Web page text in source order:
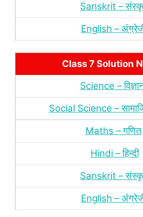
Sanskrit –
English –
Class 7 Solution
Science –
Social Science –
Maths – गणित
Hindi – हिन्‍दी
Sanskrit –
English –